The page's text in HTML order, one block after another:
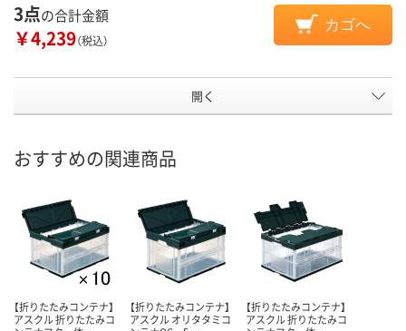
3点の合計金額
￥4,239（税込）
カゴへ
開く
おすすめの関連商品
【折りたたみコンテナ】
アスクル 折りたたみコ
【折りたたみコンテナ】
アスクル オリタタミコ
【折りたたみコンテナ】
アスクル 折りたたみコ